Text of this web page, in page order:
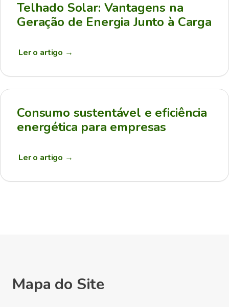
Telhado Solar: Vantagens na
Geração de Energia Junto à Carga
Ler o artigo →
Consumo sustentável e eficiência
energética para empresas
Ler o artigo →
Mapa do Site